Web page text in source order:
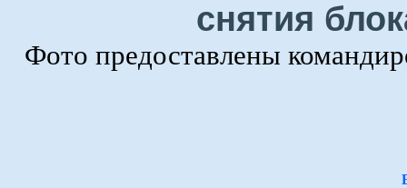
снятия
Фото предоставлены